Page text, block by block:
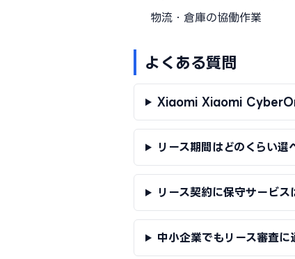
物流・倉庫の協働作業
よくある質問
Xiaomi Xiaomi
リース期間はどのくらい選
リース契約に保守サービス
中小企業でもリース審査に